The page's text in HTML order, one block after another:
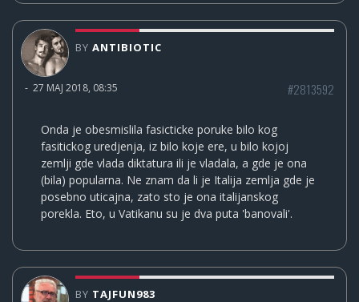
BY ANTIBIOTIC
- 27 MAJ 2018, 08:35 #2813592
Onda je obesmislila fasicticke poruke bilo kog
fasitickog uredjenja, iz bilo koje ere, u bilo kojoj
zemlji gde vlada diktatura ili je vladala, a gde je ona
(bila) popularna. Ne znam da li je Italija zemlja gde je
posebno uticajna, zato sto je ona italijanskog
porekla. Eto, u Vatikanu su je dva puta 'banovali'.
BY TAJFUN983